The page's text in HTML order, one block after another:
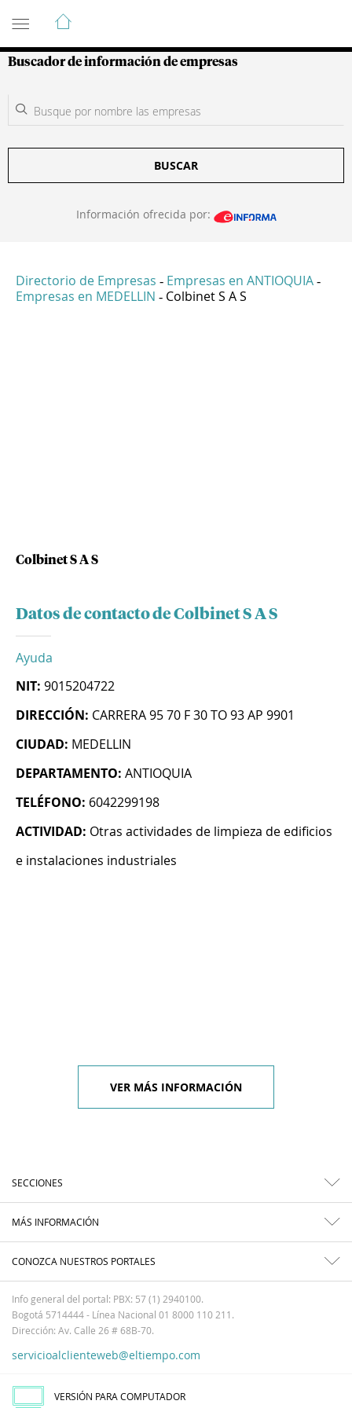
Guía de Empresas Colombianas
Buscador de información de empresas
BUSCAR
Información ofrecida por:
Directorio de Empresas - Empresas en ANTIOQUIA -
Empresas en MEDELLIN - Colbinet S A S
Colbinet S A S
Datos de contacto de Colbinet S A S
Ayuda
NIT: 9015204722
DIRECCIÓN: CARRERA 95 70 F 30 TO 93 AP 9901
CIUDAD: MEDELLIN
DEPARTAMENTO: ANTIOQUIA
TELÉFONO: 6042299198
ACTIVIDAD: Otras actividades de limpieza de edificios
e instalaciones industriales
VER MÁS INFORMACIÓN
SECCIONES
MÁS INFORMACIÓN
CONOZCA NUESTROS PORTALES
Info general del portal: PBX: 57 (1) 2940100.
Bogotá 5714444 - Línea Nacional 01 8000 110 211.
Dirección: Av. Calle 26 # 68B-70.
servicioalclienteweb@eltiempo.com
VERSIÓN PARA COMPUTADOR